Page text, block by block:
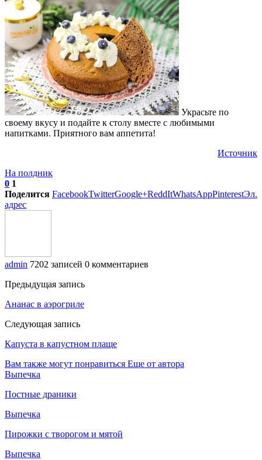
Украсьте по
своему вкусу и подайте к столу вместе с любимыми
напитками. Приятного вам аппетита!
Источник
На полдник
0 1
Поделится FacebookTwitterGoogle+ReddItWhatsAppPinterestЭл.
адрес
admin 7202 записей 0 комментариев
Предыдущая запись
Ананас в аэрогриле
Следующая запись
Капуста в капустном плаще
Вам также могут понравиться Еще от автора
Выпечка
Постные драники
Выпечка
Пирожки с творогом и мятой
Выпечка